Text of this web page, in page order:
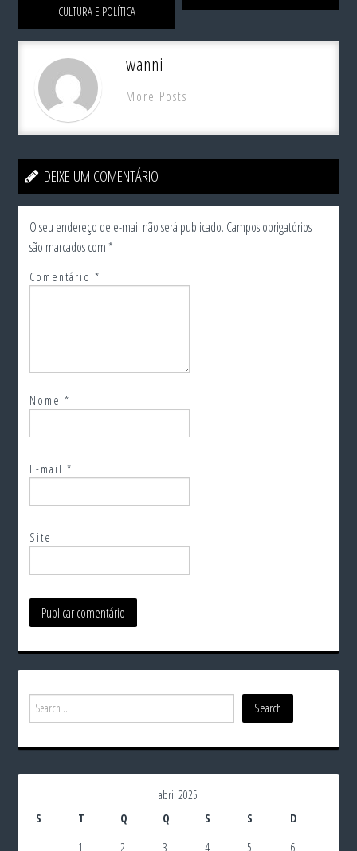
CULTURA E POLÍTICA
wanni
More Posts
DEIXE UM COMENTÁRIO
O seu endereço de e-mail não será publicado. Campos obrigatórios
são marcados com *
Comentário*
Nome*
E-mail*
Site
abril 2025
S
T Q Q S S
D
1
2 3 4 5 6